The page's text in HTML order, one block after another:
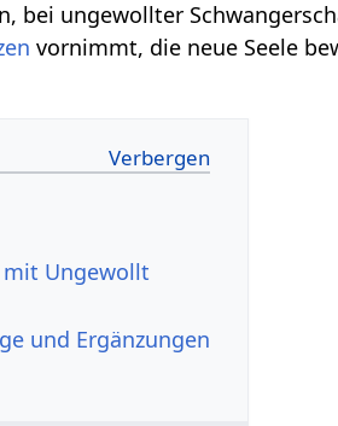
bei ungewollter
vornimmt, die neue Seele
und Ergänzungen